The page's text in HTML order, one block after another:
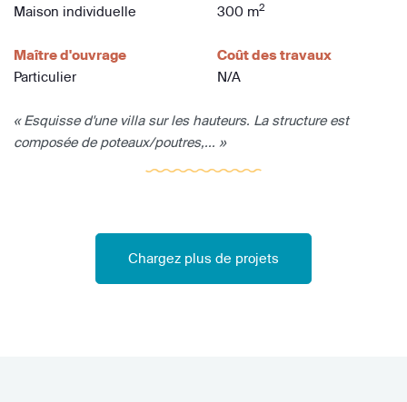
Maison individuelle
300 m2
Maître d'ouvrage
Particulier
Coût des travaux
N/A
« Esquisse d'une villa sur les hauteurs. La structure est
composée de poteaux/poutres,... »
Chargez plus de projets